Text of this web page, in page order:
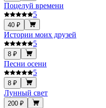
Поцелуй времени
5
40 ₽
Истории моих друзей
5
8 ₽
Песни осени
5
8 ₽
Лунный свет
200 ₽